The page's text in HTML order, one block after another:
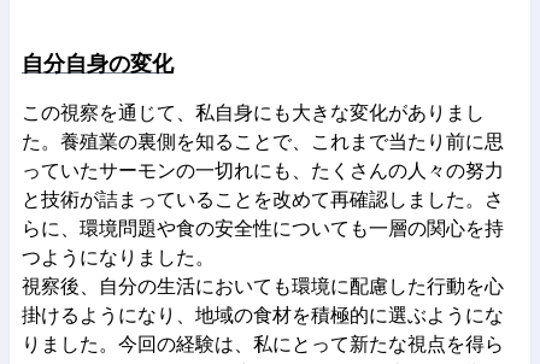
自分自身の変化
この視察を通じて、私自身にも大きな変化がありまし
た。養殖業の裏側を知ることで、これまで当たり前に思
っていたサーモンの一切れにも、たくさんの人々の努力
と技術が詰まっていることを改めて再確認しました。さ
らに、環境問題や食の安全性についても一層の関心を持
つようになりました。
視察後、自分の生活においても環境に配慮した行動を心
掛けるようになり、地域の食材を積極的に選ぶようにな
りました。今回の経験は、私にとって新たな視点を得ら